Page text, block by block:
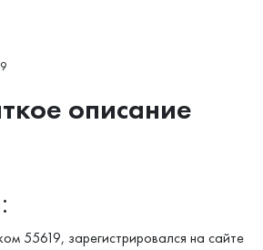
описание
55619, зарегистрировался на сайте